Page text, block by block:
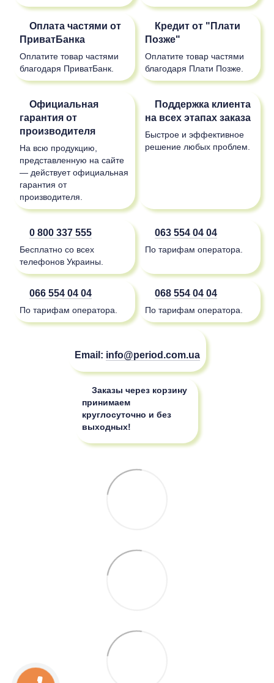
Оплата частями от
ПриватБанка
Оплатите товар частями
благодаря ПриватБанк.
Кредит от "Плати
Позже"
Оплатите товар частями
благодаря Плати Позже.
Официальная
гарантия от
производителя
На всю продукцию,
представленную на сайте
— действует официальная
гарантия от
производителя.
Поддержка клиента
на всех этапах заказа
Быстрое и эффективное
решение любых проблем.
0 800 337 555
Бесплатно со всех
телефонов Украины.
063 554 04 04
По тарифам оператора.
066 554 04 04
По тарифам оператора.
068 554 04 04
По тарифам оператора.
Email: info@period.com.ua
Заказы через корзину
принимаем
круглосуточно и без
выходных!